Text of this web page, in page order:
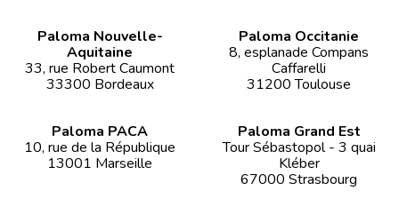
Paloma Nouvelle-
Aquitaine
33, rue Robert Caumont
33300 Bordeaux
Paloma Occitanie
8, esplanade Compans
Caffarelli
31200 Toulouse
Paloma PACA
10, rue de la République
13001 Marseille
Paloma Grand Est
Tour Sébastopol - 3 quai
Kléber
67000 Strasbourg